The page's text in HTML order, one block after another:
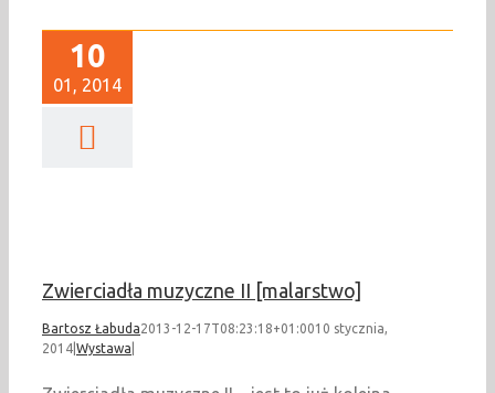
10
01, 2014
muzyczne II
Zwierciadła muzyczne II [malarstwo]
Bartosz Łabuda2013-12-17T08:23:18+01:0010 stycznia,
2014 Wystawa